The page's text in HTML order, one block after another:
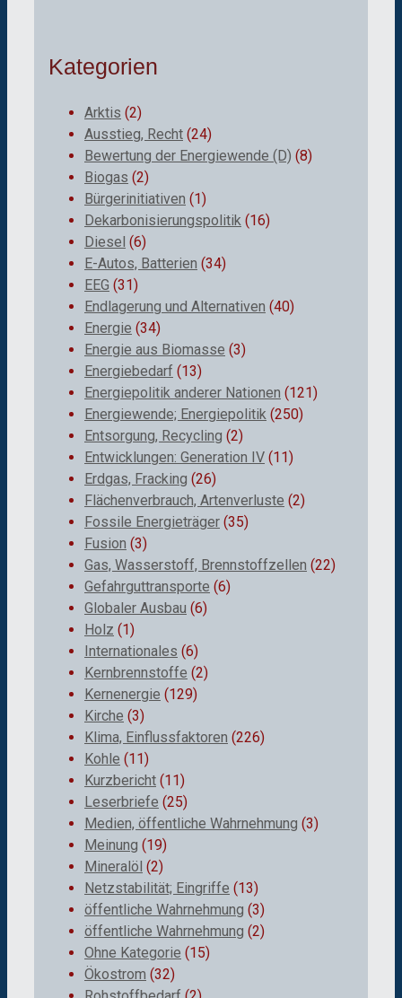
Kategorien
Arktis (2)
Ausstieg, Recht (24)
Bewertung der Energiewende (D) (8)
Biogas (2)
Bürgerinitiativen (1)
Dekarbonisierungspolitik (16)
Diesel (6)
E-Autos, Batterien (34)
EEG (31)
Endlagerung und Alternativen (40)
Energie (34)
Energie aus Biomasse (3)
Energiebedarf (13)
Energiepolitik anderer Nationen (121)
Energiewende; Energiepolitik (250)
Entsorgung, Recycling (2)
Entwicklungen: Generation IV (11)
Erdgas, Fracking (26)
Flächenverbrauch, Artenverluste (2)
Fossile Energieträger (35)
Fusion (3)
Gas, Wasserstoff, Brennstoffzellen (22)
Gefahrguttransporte (6)
Globaler Ausbau (6)
Holz (1)
Internationales (6)
Kernbrennstoffe (2)
Kernenergie (129)
Kirche (3)
Klima, Einflussfaktoren (226)
Kohle (11)
Kurzbericht (11)
Leserbriefe (25)
Medien, öffentliche Wahrnehmung (3)
Meinung (19)
Mineralöl (2)
Netzstabilität; Eingriffe (13)
öffentliche Wahrnehmung (3)
öffentliche Wahrnehmung (2)
Ohne Kategorie (15)
Ökostrom (32)